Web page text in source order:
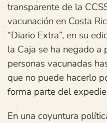
transparente de la
vacunación en Costa
“Diario Extra”, en su
la Caja se ha negado a
personas vacunadas
que no puede hacerlo
forma parte del
En una coyuntura